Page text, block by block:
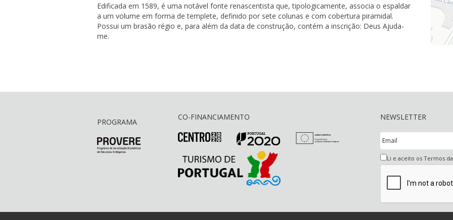
Edificada em 1589, é uma notável fonte renascentista que, tipologicamente, associa o espaldar
a um volume em forma de templete, definido por sete colunas e com cobertura piramidal.
Possui um brasão régio e, para além da data de construção, contém a inscrição: Deus Ajuda-
me.
PROGRAMA
CO-FINANCIAMENTO NEWSLETTER
Li e aceito os Termos da